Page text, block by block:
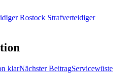
Rostock Strafverteidiger
klarNächster BeitragServicewüste